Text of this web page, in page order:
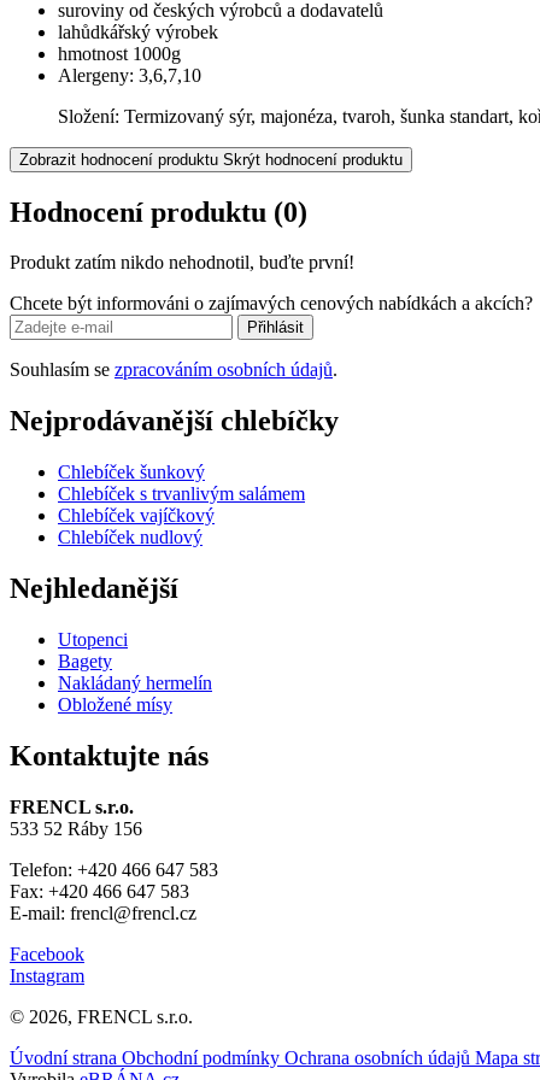
suroviny od českých výrobců a dodavatelů
lahůdkářský výrobek
hmotnost 1000g
Alergeny: 3,6,7,10
Složení: Termizovaný sýr, majonéza, tvaroh, šunka standart,
Zobrazit hodnocení produktu Skrýt hodnocení produktu
Hodnocení produktu (0)
Produkt zatím nikdo nehodnotil, buďte první!
Chcete být informováni o zajímavých cenových nabídkách a akcích?
Přihlásit
Souhlasím se zpracováním osobních údajů.
Nejprodávanější chlebíčky
Chlebíček šunkový
Chlebíček s trvanlivým salámem
Chlebíček vajíčkový
Chlebíček nudlový
Nejhledanější
Utopenci
Bagety
Nakládaný hermelín
Obložené mísy
Kontaktujte nás
FRENCL s.r.o.
533 52 Ráby 156
Telefon: +420 466 647 583
Fax: +420 466 647 583
E-mail: frencl@frencl.cz
Facebook
Instagram
© 2026, FRENCL s.r.o.
Úvodní strana Obchodní podmínky Ochrana osobních údajů Mapa